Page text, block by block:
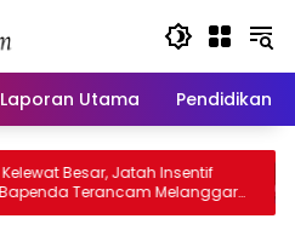
Laporan Utama Pendidikan
Kasus Insentif Pajak Listrik Muncul
Tersangka